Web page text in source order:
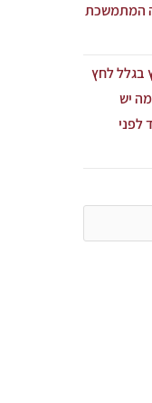
המתמשכת
בגלל לחץ
יש
לפני